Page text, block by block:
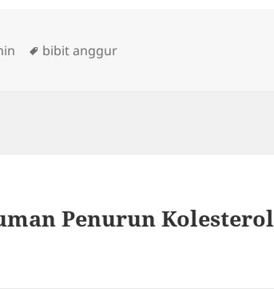
Tags
bibit anggur
Penurun Kolesterol